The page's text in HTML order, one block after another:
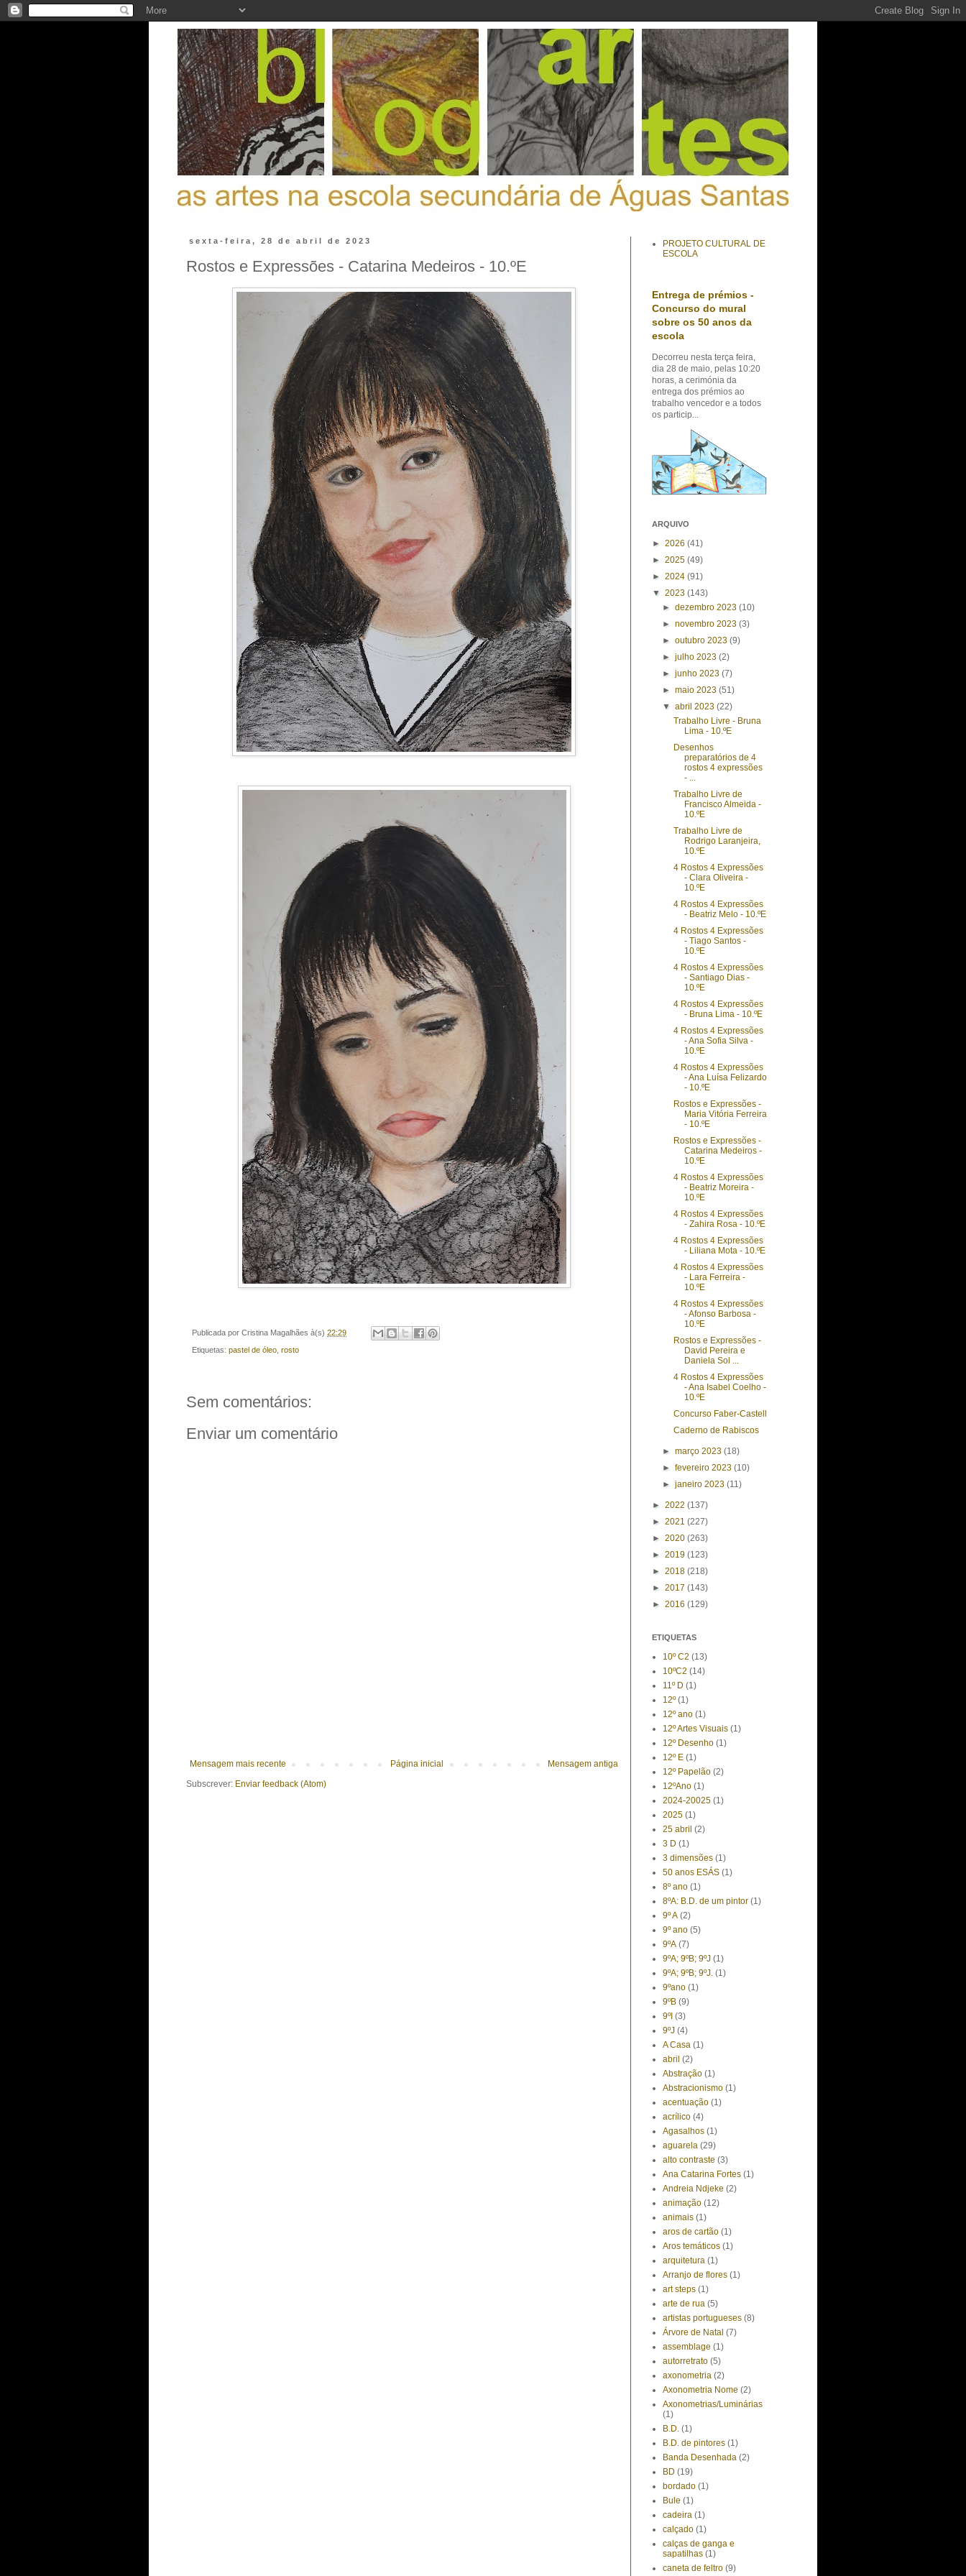
sexta-feira, 28 de abril de 2023
Rostos e Expressões - Catarina Medeiros - 10.ºE
Publicada por Cristina Magalhães à(s) 22:29
Etiquetas: pastel de óleo rosto
Sem comentários:
Enviar um comentário
Mensagem mais recente Mensagem antiga
Página inicial
Subscrever: Enviar feedback (Atom)
PROJETO CULTURAL DE
ESCOLA
Entrega de prémios -
Concurso do mural
sobre os 50 anos da
escola
Decorreu nesta terça feira,
dia 28 de maio, pelas 10:20
horas, a cerimónia da
entrega dos prémios ao
trabalho vencedor e a todos
os particip...
ARQUIVO
► 2026 (41)
► 2025 (49)
► 2024 (91)
▼ 2023 (143)
►dezembro 2023(10)
►novembro 2023(3)
►outubro 2023(9)
►julho 2023(2)
►junho 2023(7)
►maio 2023(51)
▼abril 2023(22)
Trabalho Livre - Bruna
Lima - 10.ºE
Desenhos
preparatórios de 4
rostos 4 expressões
- ...
Trabalho Livre de
Francisco Almeida -
10.ºE
Trabalho Livre de
Rodrigo Laranjeira,
10.ºE
4 Rostos 4 Expressões
- Clara Oliveira -
10.ºE
4 Rostos 4 Expressões
- Beatriz Melo - 10.ºE
4 Rostos 4 Expressões
- Tiago Santos -
10.ºE
4 Rostos 4 Expressões
- Santiago Dias -
10.ºE
4 Rostos 4 Expressões
- Bruna Lima - 10.ºE
4 Rostos 4 Expressões
- Ana Sofia Silva -
10.ºE
4 Rostos 4 Expressões
- Ana Luísa Felizardo
- 10.ºE
Rostos e Expressões -
Maria Vitória Ferreira
- 10.ºE
Rostos e Expressões -
Catarina Medeiros -
10.ºE
4 Rostos 4 Expressões
- Beatriz Moreira -
10.ºE
4 Rostos 4 Expressões
- Zahira Rosa - 10.ºE
4 Rostos 4 Expressões
- Liliana Mota - 10.ºE
4 Rostos 4 Expressões
- Lara Ferreira -
10.ºE
4 Rostos 4 Expressões
- Afonso Barbosa -
10.ºE
Rostos e Expressões -
David Pereira e
Daniela Sol ...
4 Rostos 4 Expressões
- Ana Isabel Coelho -
10.ºE
Concurso Faber-Castell
Caderno de Rabiscos
►março 2023(18)
►fevereiro 2023(10)
►janeiro 2023(11)
► 2022 (137)
► 2021 (227)
► 2020 (263)
► 2019 (123)
► 2018 (218)
► 2017 (143)
► 2016 (129)
ETIQUETAS
10º C2 (13)
10ºC2 (14)
11º D (1)
12º (1)
12º ano (1)
12º Artes Visuais (1)
12º Desenho (1)
12º E (1)
12º Papelão (2)
12ºAno (1)
2024-20025 (1)
2025 (1)
25 abril (2)
3 D (1)
3 dimensões (1)
50 anos ESÁS (1)
8º ano (1)
8ºA: B.D. de um pintor (1)
9º A (2)
9º ano (5)
9ºA (7)
9ºA; 9ºB; 9ºJ (1)
9ºA; 9ºB; 9ºJ. (1)
9ºano (1)
9ºB (9)
9ºI (3)
9ºJ (4)
A Casa (1)
abril (2)
Abstração (1)
Abstracionismo (1)
acentuação (1)
acrílico (4)
Agasalhos (1)
aguarela (29)
alto contraste (3)
Ana Catarina Fortes (1)
Andreia Ndjeke (2)
animação (12)
animais (1)
aros de cartão (1)
Aros temáticos (1)
arquitetura (1)
Arranjo de flores (1)
art steps (1)
arte de rua (5)
artistas portugueses (8)
Árvore de Natal (7)
assemblage (1)
autorretrato (5)
axonometria (2)
Axonometria Nome (2)
Axonometrias/Luminárias
(1)
B.D. (1)
B.D. de pintores (1)
Banda Desenhada (2)
BD (19)
bordado (1)
Bule (1)
cadeira (1)
calçado (1)
calças de ganga e
sapatilhas (1)
caneta de feltro (9)